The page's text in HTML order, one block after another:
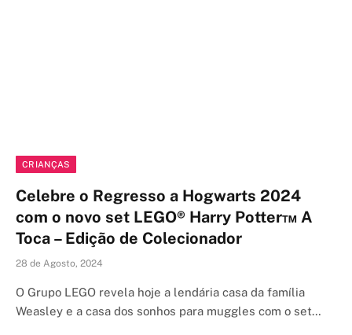
CRIANÇAS
Celebre o Regresso a Hogwarts 2024
com o novo set LEGO® Harry Potter™ A
Toca – Edição de Colecionador
28 de Agosto, 2024
O Grupo LEGO revela hoje a lendária casa da família
Weasley e a casa dos sonhos para muggles com o set…